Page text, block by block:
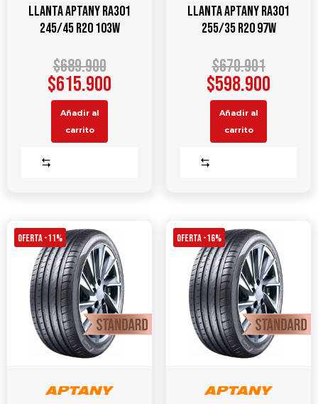
Llanta APTANY RA301
245/45 R20 103W
$689.900
$615.900
Añadir al
carrito
Llanta APTANY RA301
255/35 R20 97W
$670.901
$598.900
Añadir al
carrito
OFERTA -11% OFERTA -16%